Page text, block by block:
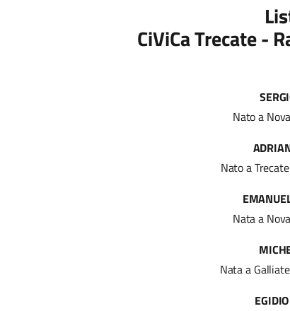
CiViCa Trecate -
Nato a
Nato a
Nata a
Nata a